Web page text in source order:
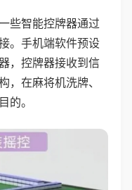
些智能控牌器通过
。手机端软件预设
，控牌器接收到信
，在麻将机洗牌、
的。